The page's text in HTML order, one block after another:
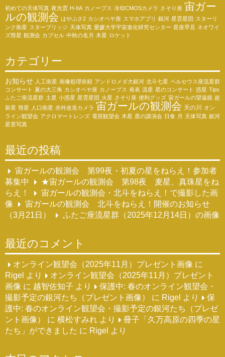
初めての天体写真 夜光雲 H-IIA カノープス 冷却CMOSカメラ さそり座 宙ガー
ルの観測会 はやぶさ2 カシオペヤ座 スマホアプリ 銀河 星雲星団 スターリ
ンク衛星 スターブリッジ 天体写真 愛媛大学宇宙進化研究センター 星座早見 ネオワイ
ズ彗星 観測会 カプセル 中秋の名月 木星 ロケット
カテゴリー
お知らせ 人工衛星 画像処理依頼 アンドロメダ大銀河 北斗七星 ペルセウス座流星群
コンサート 夏の大三角 カシオペヤ座 カノープス 発表 流星 星のコンサート 惑星 Tips
ふたご座流星群 土星 小惑星 星雲星団 火星 さそり座 便利グッズ 宙ガールの望遠鏡 超
新星 彗星 人口衛星 赤外改造カメラ 宙ガールの観測会 天の川
オン
ライン観望会 アクロマートレンズ 電視観望会 木星 星の講演会 日食 月 天体写真 銀河
星景写真
最近の投稿
宙ガールの観測会 第99夜・初夏の星をねらえ！参加者
募集中
★宙ガールの観測会 第98夜 麦星、真珠星をね
らえ！
宙ガールの観測会・北斗をねらえ！で撮影した画
像
宙ガールの観測会 北斗をねらえ！開催のお知らせ
（3月21日）
ふたご座流星群（2025年12月14日）の画像
最近のコメント
オンライン観望会（2025年11月）プレゼント画像 に
Rigel より
オンライン観望会（2025年11月）プレゼント
画像 に 越智佐知子 より
保護中: 春のオンライン観望会・
撮影予定の銀河たち（プレゼント画像）
に Rigel より
保
護中: 春のオンライン観望会・撮影予定の銀河たち（プレゼ
ント画像）
に 横松すみれ より
冊子「久万高原の四季の星
たち」ができました に Rigel より